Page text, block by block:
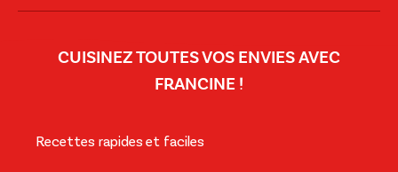
CUISINEZ TOUTES VOS ENVIES AVEC
FRANCINE !
Recettes rapides et faciles